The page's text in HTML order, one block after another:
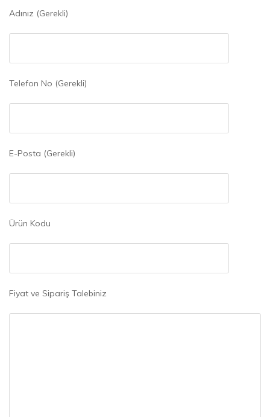
Adınız (Gerekli)
Telefon No (Gerekli)
E-Posta (Gerekli)
Ürün Kodu
Fiyat ve Sipariş Talebiniz